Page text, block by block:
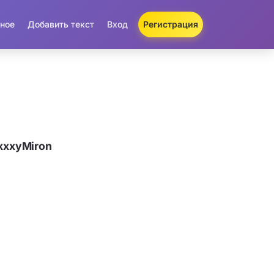
Добавить текст Вход Регистрация